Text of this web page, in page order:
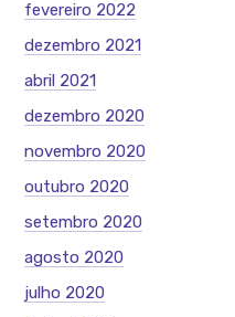
fevereiro 2022
dezembro 2021
abril 2021
dezembro 2020
novembro 2020
outubro 2020
setembro 2020
agosto 2020
julho 2020